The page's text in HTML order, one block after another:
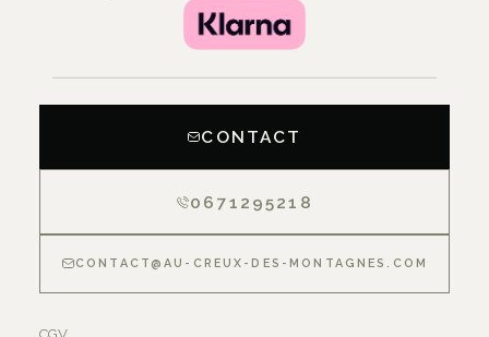
CONTACT
0671295218
CONTACT@AU-CREUX-DES-MONTAGNES.COM